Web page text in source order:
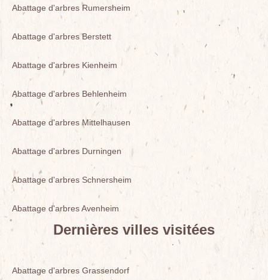
Abattage d'arbres Rumersheim
Abattage d'arbres Berstett
Abattage d'arbres Kienheim
Abattage d'arbres Behlenheim
Abattage d'arbres Mittelhausen
Abattage d'arbres Durningen
Abattage d'arbres Schnersheim
Abattage d'arbres Avenheim
Dernières villes visitées
Abattage d'arbres Grassendorf